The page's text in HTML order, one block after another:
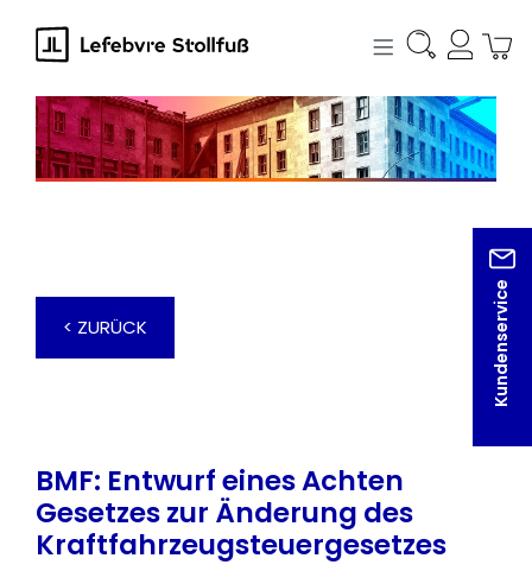
springen
Kundenservice
< ZURÜCK
BMF: Entwurf eines Achten
Gesetzes zur Änderung des
Kraftfahrzeugsteuergesetzes